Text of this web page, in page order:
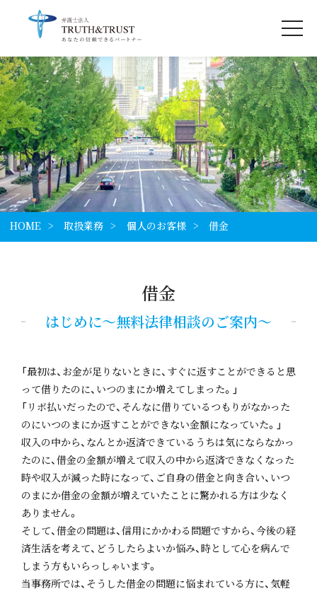
HOME 取扱業務 個人のお客様 借金
借金
はじめに～無料法律相談のご案内～
「最初は、お金が足りないときに、すぐに返すことができると思
って借りたのに、いつのまにか増えてしまった。」
「リボ払いだったので、そんなに借りているつもりがなかった
のにいつのまにか返すことができない金額になっていた。」
収入の中から、なんとか返済できているうちは気にならなかっ
たのに、借金の金額が増えて収入の中から返済できなくなった
時や収入が減った時になって、ご自身の借金と向き合い、いつ
のまにか借金の金額が増えていたことに驚かれる方は少なく
ありません。
そして、借金の問題は、信用にかかわる問題ですから、今後の経
済生活を考えて、どうしたらよいか悩み、時として心を病んで
しまう方もいらっしゃいます。
当事務所では、そうした借金の問題に悩まれている方に、気軽